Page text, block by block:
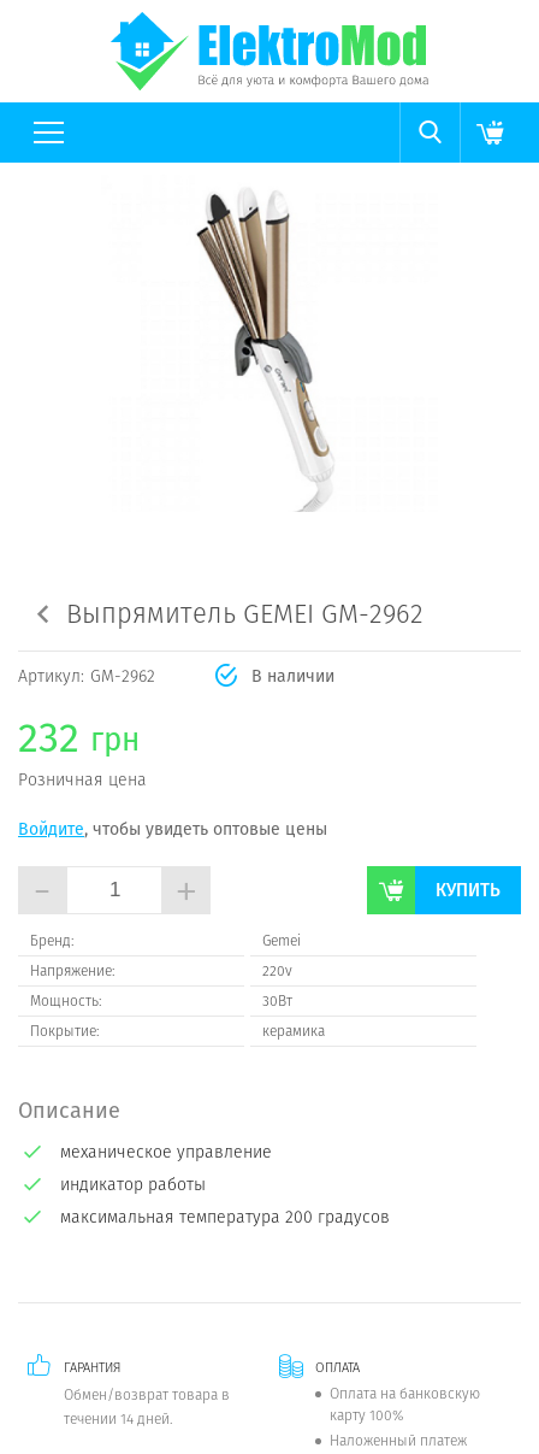
Выпрямитель GEMEI GM-2962
Артикул: GM-2962 В наличии
232 грн
Розничная цена
Войдите, чтобы увидеть оптовые цены
- + КУПИТЬ
Бренд:
Gemei
Напряжение:
220v
Мощность:
30Вт
Покрытие:
керамика
Описание
механическое управление
индикатор работы
максимальная температура 200 градусов
ГАРАНТИЯ
Обмен/возврат товара в
течении 14 дней.
ОПЛАТА
Оплата на банковскую
карту 100%
Наложенный платеж